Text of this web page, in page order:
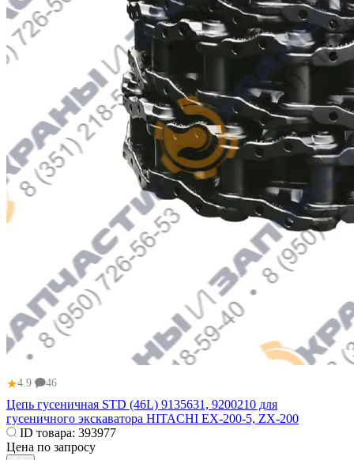
★4.9 46
Цепь гусеничная STD (46L) 9135631, 9200210 для
гусеничного экскаватора HITACHI EX-200-5, ZX-200
ID товара: 393977
Цена по запросу